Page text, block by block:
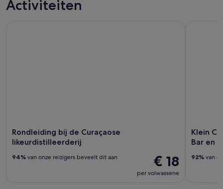
Activiteiten
Rondleiding bij de Curaçaose
likeurdistilleerderij
€ 18
per volwassene
94% van onze reizigers beveelt dit aan
Klein
Bar en
92% van